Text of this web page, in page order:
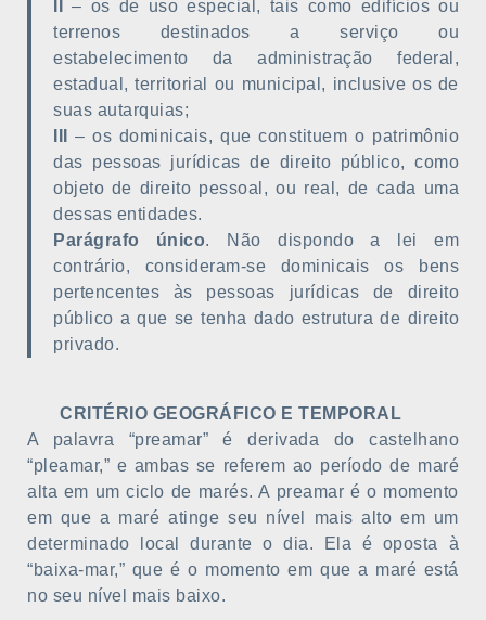
– os de uso especial, tais como edifícios ou
terrenos destinados a serviço ou
estabelecimento da administração federal,
estadual, territorial ou municipal, inclusive os de
suas autarquias;
– os dominicais, que constituem o patrimônio
das pessoas jurídicas de direito público, como
objeto de direito pessoal, ou real, de cada uma
dessas entidades.
Parágrafo único. Não dispondo a lei em
contrário, consideram-se dominicais os bens
pertencentes às pessoas jurídicas de direito
público a que se tenha dado estrutura de direito
privado.
CRITÉRIO GEOGRÁFICO E TEMPORAL
A palavra “preamar” é derivada do castelhano
“pleamar,” e ambas se referem ao período de maré
alta em um ciclo de marés. A preamar é o momento
em que a maré atinge seu nível mais alto em um
determinado local durante o dia. Ela é oposta à
“baixa-mar,” que é o momento em que a maré está
no seu nível mais baixo.